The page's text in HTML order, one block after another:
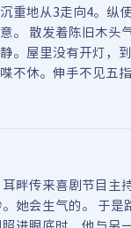
重地从3走向4。纵
。 散发着陈旧木头
。屋里没有开灯，
不休。伸手不见五
畔传来喜剧节目主
她会生气的。 于是